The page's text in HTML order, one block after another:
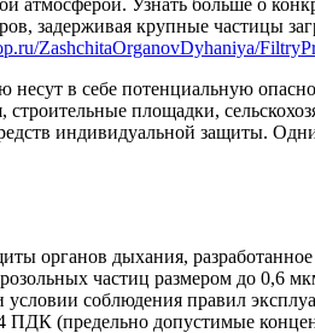
задерживая крупные частицы
ZashchitaOrganovDyhaniya/
несут в себе потенциальную
площадки,
индивидуальной защиты.
органов дыхания,
частиц размером до 0,6
соблюдения правил
(предельно допустимые